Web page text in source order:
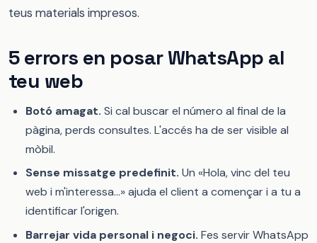
teus materials impresos.
5 errors en posar WhatsApp al
teu web
Botó amagat. Si cal buscar el número al final de la
pàgina, perds consultes. L'accés ha de ser visible al
mòbil.
Sense missatge predefinit. Un «Hola, vinc del teu
web i m'interessa…» ajuda el client a començar i a tu a
identificar l'origen.
Barrejar vida personal i negoci. Fes servir WhatsApp